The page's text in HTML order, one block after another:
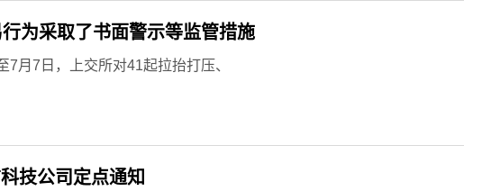
为采取了书面警示等监管措施
月7日，上交所对41起拉抬打压、
技公司定点通知